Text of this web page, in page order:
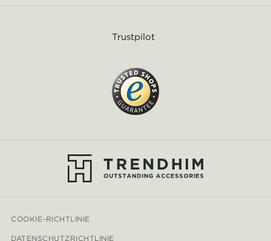
Trustpilot
COOKIE-RICHTLINIE
DATENSCHUTZRICHTLINIE